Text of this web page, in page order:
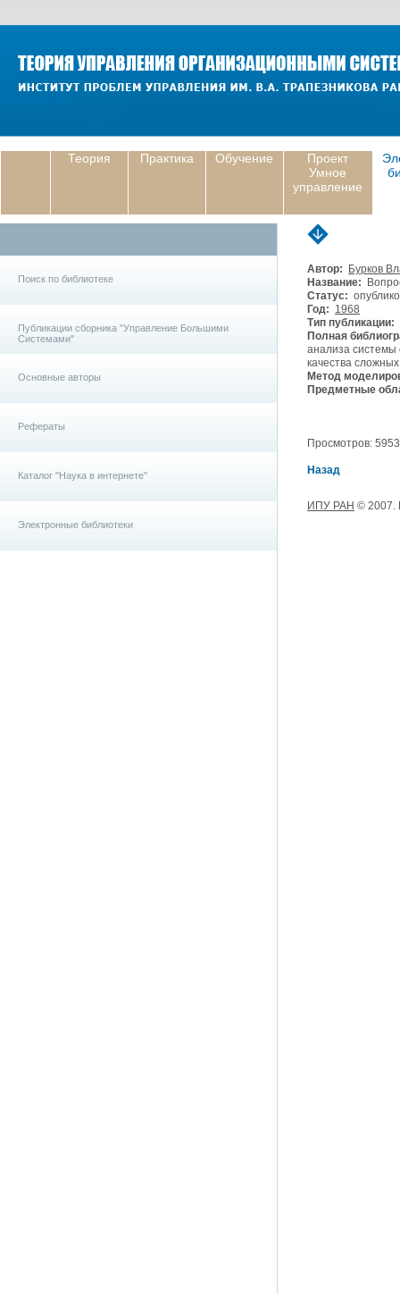
Теория Практика Обучение
Проект
Умное
управление
Поиск по библиотеке
Публикации сборника "Управление Большими
Системами"
Основные авторы
Рефераты
Каталог "Наука в интернете"
Электронные библиотеки
Автор:
Бурков
Название:
Статус:
Год: 1968
Тип публикации:
Полная
анализа системы
качества
Метод
Предметные
Просмотров:
Назад
ИПУ РАН © 2007.